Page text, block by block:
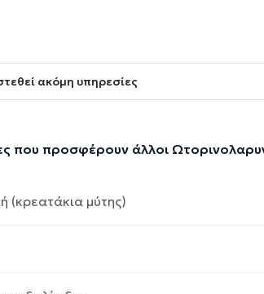
ακόμη υπηρεσίες
που προσφέρουν άλλοι
(κρεατάκια μύτης)